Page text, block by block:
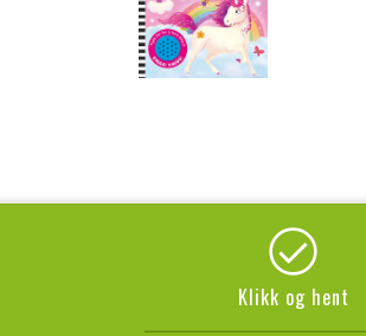
Klikk og hent